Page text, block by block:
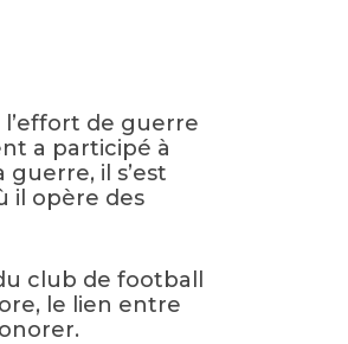
de guerre
a participé à
il s’est
il opère des
club de football
le lien entre